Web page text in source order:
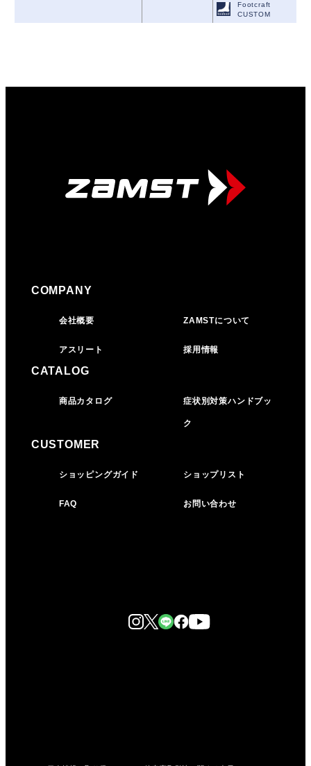
Footcraft
CUSTOM
COMPANY
会社概要 ZAMSTについて
アスリート 採用情報
CATALOG
商品カタログ 症状別対策ハンドブッ
ク
CUSTOMER
ショッピングガイド ショップリスト
FAQ お問い合わせ